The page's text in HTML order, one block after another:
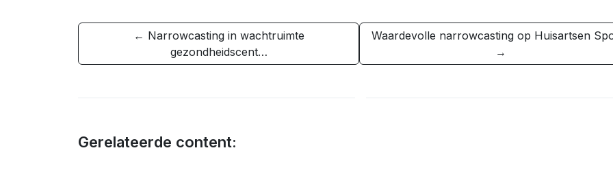
← Narrowcasting in wachtruimte
gezondheidscent…
Waardevolle narrowcasting op Huisartsen
→
Gerelateerde content: